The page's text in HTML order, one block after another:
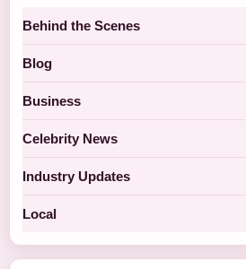
Behind the Scenes
Blog
Business
Celebrity News
Industry Updates
Local